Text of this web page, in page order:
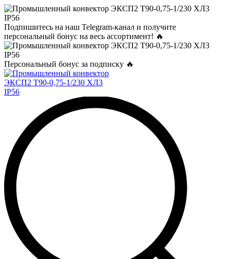
Подпишитесь на наш Telegram-канал и получите
персональный бонус на весь ассортимент! 🔥
Персональный бонус за подписку 🔥